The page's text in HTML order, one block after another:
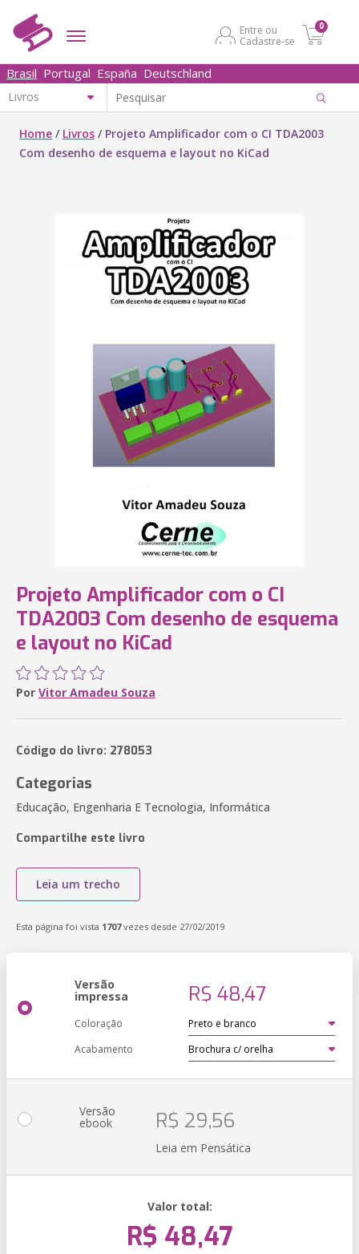
Entre ou
Cadastre-se
0
Brasil Portugal España Deutschland
Home / Livros / Projeto Amplificador com o CI TDA2003
Com desenho de esquema e layout no KiCad
Projeto Amplificador com o CI
TDA2003 Com desenho de esquema
e layout no KiCad
Por Vitor Amadeu Souza
Código do livro: 278053
Categorias
Educação, Engenharia E Tecnologia, Informática
Compartilhe este livro
Leia um trecho
Esta página foi vista 1707vezes desde 27/02/2019
Versão
impressa R$ 48,47
Coloração
Acabamento
Versão
ebook R$ 29,56
Leia em Pensática
Valor total:
R$ 48,47